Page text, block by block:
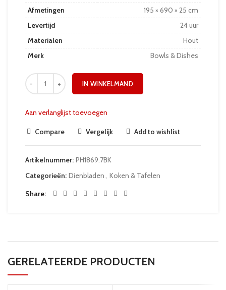
Afmetingen
195 × 690 × 25 cm
Levertijd
24 uur
Materialen
Hout
Merk
Bowls & Dishes
IN WINKELMAND
Aan verlanglijst toevoegen
Compare Vergelijk Add to wishlist
Artikelnummer: PH1869.7BK
Categorieën: Dienbladen, Koken & Tafelen
Share
GERELATEERDE PRODUCTEN